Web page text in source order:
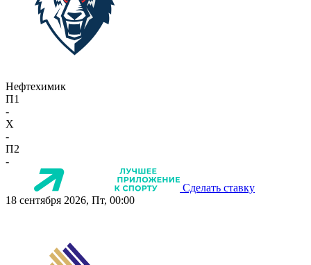
Нефтехимик
П1
-
X
-
П2
-
Сделать ставку
18 сентября 2026, Пт, 00:00